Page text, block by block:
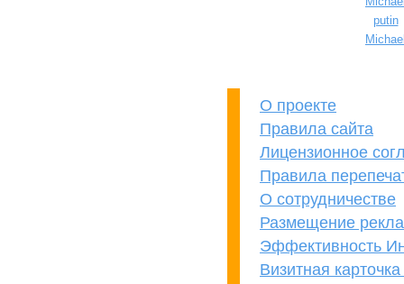
putin
О проекте
Правила сайта
Лицензионное
Правила
О сотрудничестве
Размещение
Эффективность
Визитная